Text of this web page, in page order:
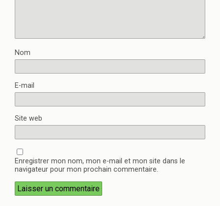
Nom
E-mail
Site web
Enregistrer mon nom, mon e-mail et mon site dans le
navigateur pour mon prochain commentaire.